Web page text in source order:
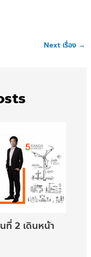
Next เรื่อง →
ที่ 2 เดินหน้า